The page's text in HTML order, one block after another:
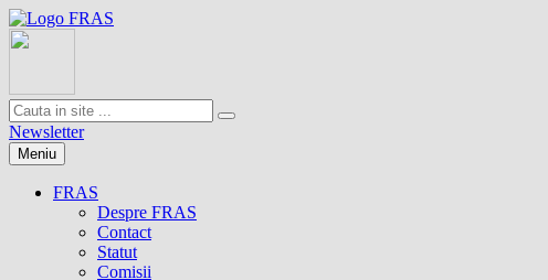
Newsletter
Meniu
FRAS
Despre FRAS
Contact
Statut
Comisii